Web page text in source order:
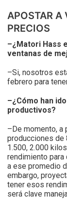
APOSTAR A
PRECIOS
–¿Matori Hass
ventanas de
–Si, nosotros
febrero para
–¿Cómo han
productivos?
–De momento, a
producciones de
1.500, 2.000
rendimiento
a ese promedio
embargo,
tener esos
será clave